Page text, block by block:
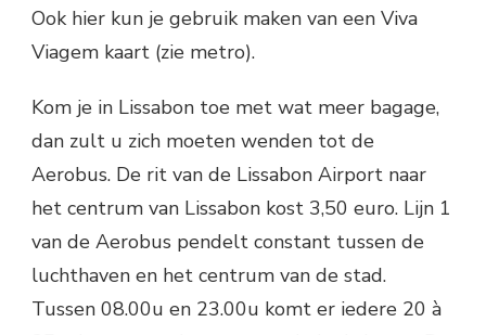
Ook hier kun je gebruik maken van een Viva
Viagem kaart (zie metro).
Kom je in Lissabon toe met wat meer bagage,
dan zult u zich moeten wenden tot de
Aerobus. De rit van de Lissabon Airport naar
het centrum van Lissabon kost 3,50 euro. Lijn 1
van de Aerobus pendelt constant tussen de
luchthaven en het centrum van de stad.
Tussen 08.00u en 23.00u komt er iedere 20 à